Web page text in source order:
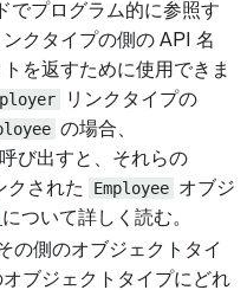
でプログラム的に参照す
クタイプの側の API 名
を返すために使用できま
リンクタイプの
の場合、
び出すと、それらの
クされた Employee オブジ
について詳しく読む。
の側のオブジェクトタイ
ブジェクトタイプにどれ